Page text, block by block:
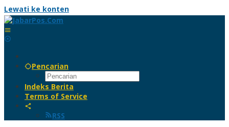
Lewati ke konten
Pencarian
Indeks Berita
Terms of Service
RSS